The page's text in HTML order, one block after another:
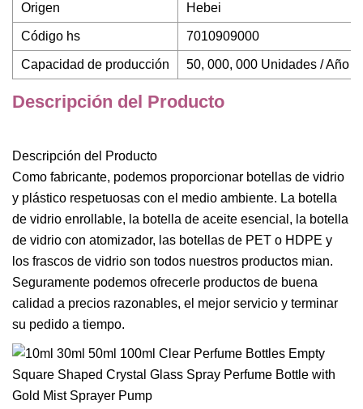
Origen Hebei
Código hs 7010909000
Capacidad de producción 50, 000, 000 Unidades / Año
Descripción del Producto
Descripción del Producto
Como fabricante, podemos proporcionar botellas de vidrio
y plástico respetuosas con el medio ambiente. La botella
de vidrio enrollable, la botella de aceite esencial, la botella
de vidrio con atomizador, las botellas de PET o HDPE y
los frascos de vidrio son todos nuestros productos mian.
Seguramente podemos ofrecerle productos de buena
calidad a precios razonables, el mejor servicio y terminar
su pedido a tiempo.